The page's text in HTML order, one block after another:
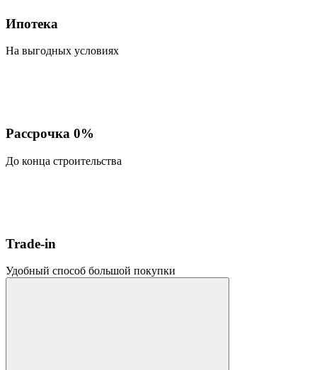
Ипотека
На выгодных условиях
Рассрочка 0%
До конца строительства
Trade-in
Удобный способ большой покупки